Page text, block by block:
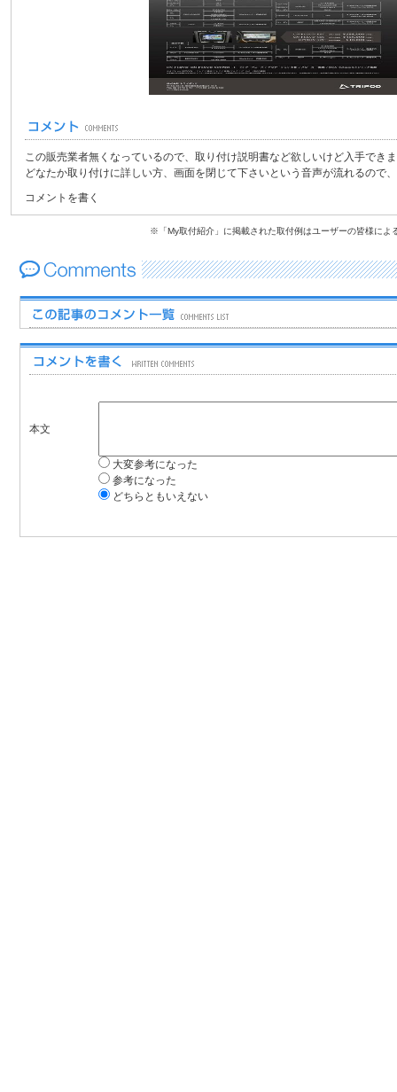
この販売業者無くなっているので、取り付け説明書など欲しいけど入手でき
どなたか取り付けに詳しい方、画面を閉じて下さいという音声が流れるの
コメントを書く
※「My取付紹介」に掲載された取付例はユーザーの皆様によ
本文
大変参考になった
参考になった
どちらともいえない